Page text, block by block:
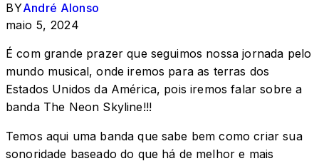
BYAndré Alonso
maio 5, 2024
É com grande prazer que seguimos nossa jornada pelo
mundo musical, onde iremos para as terras dos
Estados Unidos da América, pois iremos falar sobre a
banda The Neon Skyline!!!
Temos aqui uma banda que sabe bem como criar sua
sonoridade baseado do que há de melhor e mais